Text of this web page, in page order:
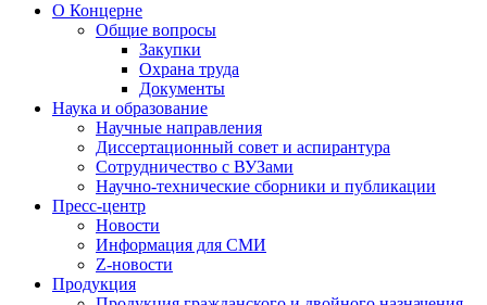
О Концерне
Общие вопросы
Закупки
Охрана труда
Документы
Наука и образование
Научные направления
Диссертационный совет и аспирантура
Сотрудничество с ВУЗами
Научно-технические сборники и публикации
Пресс-центр
Новости
Информация для СМИ
Z-новости
Продукция